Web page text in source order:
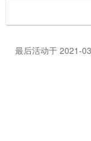
最后活动于 2021-